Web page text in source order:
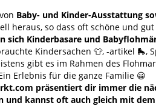
Baby- und Kinder-Ausstattung
heraus, so dass oft schöne und
sich Kinderbasare und
Kindersachen 👕, -artikel 🛼,
gibt es im Rahmen des
Erlebnis für die ganze Familie 😀
präsentiert dir immer die
und kannst oft auch gleich mit